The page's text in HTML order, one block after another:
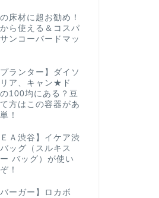
床材に超お勧め！
ら使える＆コスパ
ンコーバードマッ
プランター】ダイソ
ア、キャン★ド
100均にある？豆
方はこの容器があ
！
ＥＡ渋谷】イケア渋
ッグ（スルキス
バッグ）が使い
！
バーガー】ロカボ